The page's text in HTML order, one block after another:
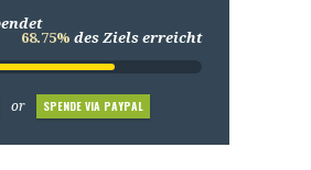
68.75% des Ziels erreicht
or SPENDE VIA PAYPAL
68.75% des Ziels erreicht
or SPENDE VIA PAYPAL
68.75% des Ziels erreicht
or SPENDE VIA PAYPAL
68.75%des Ziels erreicht